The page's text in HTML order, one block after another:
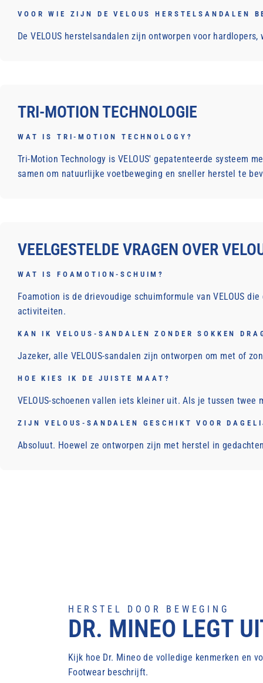
VOOR WIE ZIJN DE VELOUS HERSTELSANDALEN
De VELOUS herstelsandalen zijn ontworpen voor
TRI-MOTION TECHNOLOGIE
WAT IS TRI-MOTION TECHNOLOGY?
Tri-Motion Technology is VELOUS' gepatenteerde systeem
samen om natuurlijke voetbeweging en sneller herstel te
VEELGESTELDE VRAGEN OVER
WAT IS FOAMOTION-SCHUIM?
Foamotion is de drievoudige schuimformule van VELOUS
activiteiten.
KAN IK VELOUS-SANDALEN ZONDER SOKKEN
Jazeker, alle VELOUS-sandalen zijn ontworpen om met of
HOE KIES IK DE JUISTE MAAT?
VELOUS-schoenen vallen iets kleiner uit. Als je tussen
ZIJN VELOUS-SANDALEN GESCHIKT VOOR
Absoluut. Hoewel ze ontworpen zijn met herstel in
HERSTEL DOOR BEWEGING
DR. MINEO LEGT
Kijk hoe Dr. Mineo de volledige kenmerken en
Footwear beschrijft.